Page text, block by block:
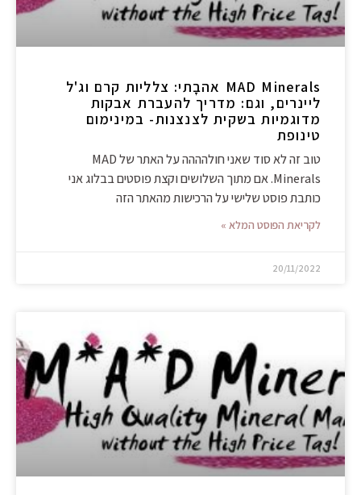
MAD Minerals אהבָתי: צלליות קרם וג'ל
ליינרים, וגם: מדריך להעברת אבקות
מדוגמיות בשקית לצנצנות- במינימום
טינופת
טוב זה לא סוד שאני חולהההה על האתר של MAD
Minerals. אם מתוך השלושים וקצת פוסטים בבלוג אני
כותבת פוסט שלישי על הרכישות מהאתר הזה
לקריאת הפוסט המלא »
20/11/2022